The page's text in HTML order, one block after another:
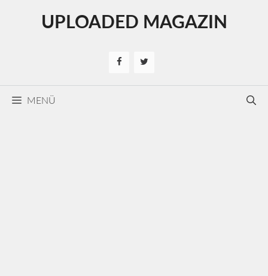
UPLOADED MAGAZIN
MENÜ